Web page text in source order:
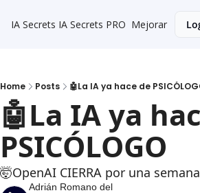
IA Secrets IA Secrets PRO Mejorar
Home Posts 🤖La IA ya hace de
🤖La IA ya
PSICÓLOGO
🤯OpenAI CIERRA por una semana
Adrián Romano del